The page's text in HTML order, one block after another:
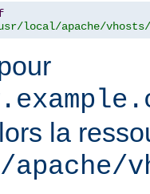
local/apache/vhosts/
la